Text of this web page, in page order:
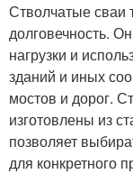
Стволчатые сваи
долговечность.
нагрузки и
зданий и иных
мостов и дорог.
изготовлены из
позволяет
для конкретного